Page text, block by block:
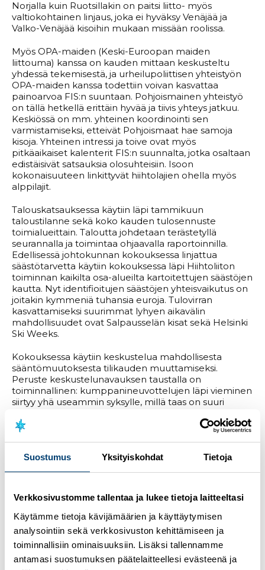
Suostumus Yksityiskohdat Tietoja
Verkkosivustomme tallentaa ja lukee tietoja laitteeltasi
Käytämme tietoja kävijämäärien ja käyttäytymisen
analysointiin sekä verkkosivuston kehittämiseen ja
toiminnallisiin ominaisuuksiin. Lisäksi tallennamme
antamasi suostumuksen päätelaitteellesi evästeenä ja
Norjalla kuin Ruotsillakin on paitsi liitto- myös
valtiokohtainen linjaus, joka ei hyväksy Venäjää ja
Valko-Venäjää kisoihin mukaan missään roolissa.
Myös OPA-maiden (Keski-Euroopan maiden
liittouma) kanssa on kauden mittaan keskusteltu
yhdessä tekemisestä, ja urheilupoliittisen yhteistyön
OPA-maiden kanssa todettiin voivan kasvattaa
painoarvoa FIS:n suuntaan. Pohjoismainen yhteistyö
on tällä hetkellä erittäin hyvää ja tiivis yhteys jatkuu.
Keskiössä on mm. yhteinen koordinointi sen
varmistamiseksi, etteivät Pohjoismaat hae samoja
kisoja. Yhteinen intressi ja toive ovat myös
pitkäaikaiset kalenterit FIS:n suunnalta, jotka osaltaan
edistäisivät satsauksia olosuhteisiin. Isoon
kokonaisuuteen linkittyvät hiihtolajien ohella myös
alppilajit.
Talouskatsauksessa käytiin läpi tammikuun
taloustilanne sekä koko kauden tulosennuste
toimialueittain. Taloutta johdetaan terästetyllä
seurannalla ja toimintaa ohjaavalla raportoinnilla.
Edellisessä johtokunnan kokouksessa linjattua
säästötarvetta käytiin kokouksessa läpi Hiihtoliiton
toiminnan kaikilta osa-alueilta kartoitettujen säästöjen
kautta. Nyt identifioitujen säästöjen yhteisvaikutus on
joitakin kymmeniä tuhansia euroja. Tulovirran
kasvattamiseksi suurimmat lyhyen aikavälin
mahdollisuudet ovat Salpausselän kisat sekä Helsinki
Ski Weeks.
Kokouksessa käytiin keskustelua mahdollisesta
sääntömuutoksesta tilikauden muuttamiseksi.
Peruste keskustelunavauksen taustalla on
toiminnallinen: kumppanineuvottelujen läpi vieminen
siirtyy yhä useammin syksylle, millä taas on suuri
tilikauden päättymistä toukokuun sijaan lokakuussa.
Nyt tarkastelussa on käynnissä olevan tilikauden
seuraavassa johtokunnan kokouksessa, jossa
mahdollisen muutoksen syyt ja vaikutukset avataan
Kaupallisessa katsauksessa todettiin poikkeuksellisten
aikojen edelleen vaikuttavan negatiivisesti myyntiin,
kun yritykset sulkevat liiketoimintojaan. Haastava
tilanne heijastuu aivan erityisesti tapahtumamyyntiin,
kun taas maajoukkuepuolella ollaan paremmissa
asetelmissa tulevaa kautta kohti mennessä.